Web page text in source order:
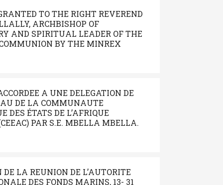
TO THE RIGHT REVEREND
ARCHBISHOP OF
AND SPIRITUAL LEADER OF THE
BY THE MINREX
A UNE DELEGATION DE
DE LA COMMUNAUTE
DES ÉTATS DE L’AFRIQUE
PAR S.E. MBELLA MBELLA.
DE LA REUNION DE L’AUTORITE
DES FONDS MARINS, 13- 31